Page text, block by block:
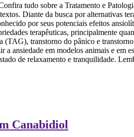
tudo sobre a Tratamento e
Diante da busca por alternativas
por seus potenciais efeitos
terapêuticas, principalmente
(TAG), transtorno do pânico e
ansiedade em modelos animais e em
de relaxamento e tranquilidade.
Canabidiol